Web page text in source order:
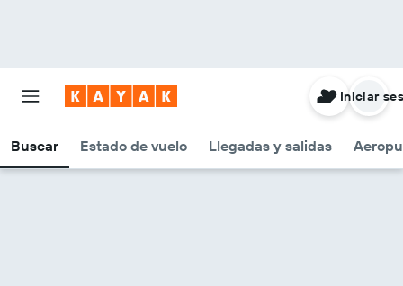
Buscar Estado de vuelo Llegadas y salidas
Iniciar